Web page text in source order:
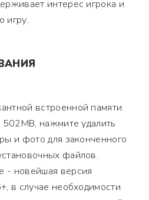
интерес игрока и
игру.
встроенной памяти
502MB, нажмите удалить
и фото для законченного
файлов.
- новейшая версия
в случае необходимости